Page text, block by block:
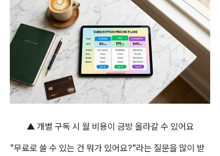
▲ 개별 구독 시 월 비용이 금방 올라갈 수 있어요
"무료로 쓸 수 있는 건 뭐가 있어요?"라는 질문을 많이 받